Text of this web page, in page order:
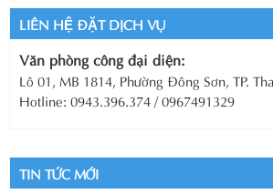
LIÊN HỆ ĐẶT DỊCH VỤ
Văn phòng công đại diện:
Lô 01, MB 1814, Phường Đông Sơn, TP.
Hotline: 0943.396.374 / 0967491329
TIN TỨC MỚI